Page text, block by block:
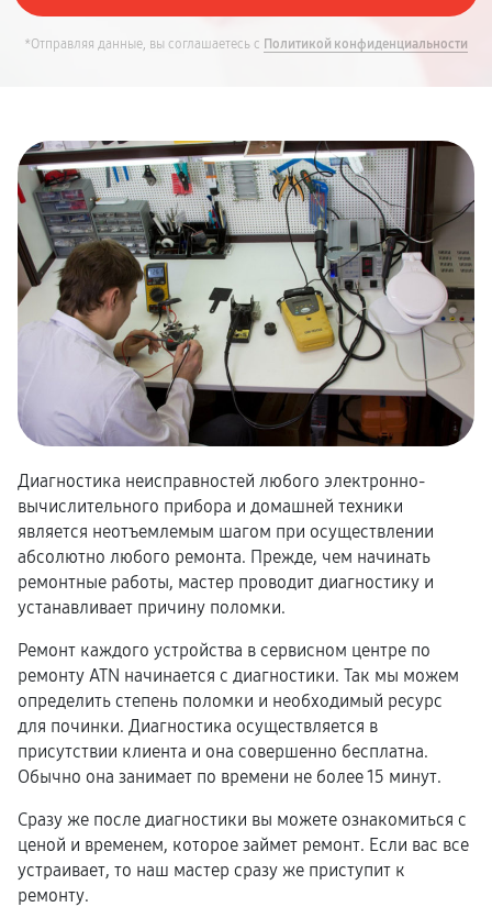
*Отправляя данные, вы соглашаетесь с Политикой конфиденциальности
Диагностика неисправностей любого электронно-
вычислительного прибора и домашней техники
является неотъемлемым шагом при осуществлении
абсолютно любого ремонта. Прежде, чем начинать
ремонтные работы, мастер проводит диагностику и
устанавливает причину поломки.
Ремонт каждого устройства в сервисном центре по
ремонту ATN начинается с диагностики. Так мы можем
определить степень поломки и необходимый ресурс
для починки. Диагностика осуществляется в
присутствии клиента и она совершенно бесплатна.
Обычно она занимает по времени не более 15 минут.
Сразу же после диагностики вы можете ознакомиться с
ценой и временем, которое займет ремонт. Если вас все
устраивает, то наш мастер сразу же приступит к
ремонту.